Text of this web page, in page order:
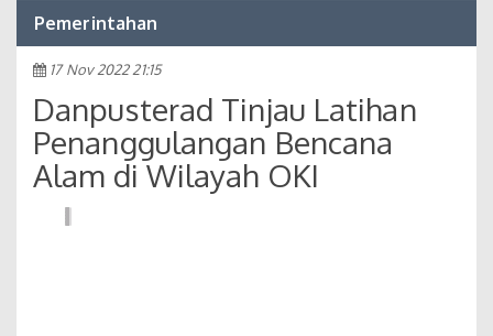
Pemerintahan
17 Nov 2022 21:15
Danpusterad Tinjau Latihan
Penanggulangan Bencana
Alam di Wilayah OKI